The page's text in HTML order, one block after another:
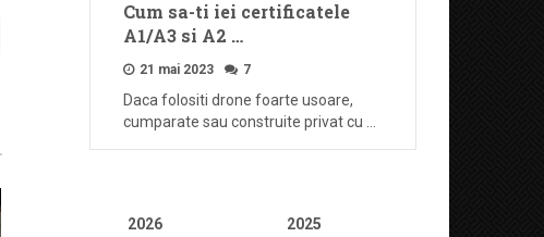
Cum sa-ti iei certificatele
A1/A3 si A2 …
21 mai 2023 7
Daca folositi drone foarte usoare,
cumparate sau construite privat cu …
2026 2025